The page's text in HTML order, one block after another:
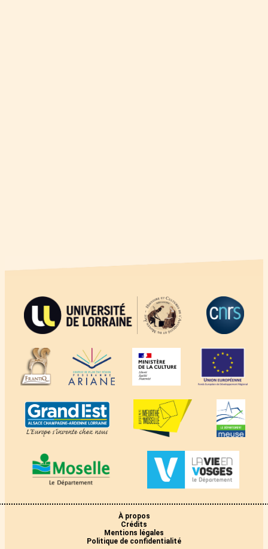
À propos
Crédits
Mentions légales
Politique de confidentialité